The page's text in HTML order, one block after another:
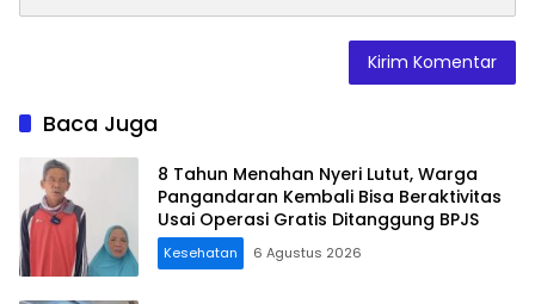
Baca Juga
8 Tahun Menahan Nyeri Lutut, Warga
Pangandaran Kembali Bisa Beraktivitas
Usai Operasi Gratis Ditanggung BPJS
Kesehatan 6 Agustus 2026